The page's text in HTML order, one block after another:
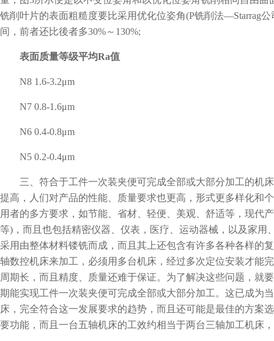
铣削叶片的表面粗糙度要比采用优化位姿角(P铣削法—Starrag
间，前者还比後者多30%～130%;
表面质量等级平均Ra值
N8 1.6-3.2μm
N7 0.8-1.6μm
N6 0.4-0.8μm
N5 0.2-0.4μm
三、符合于工件一次装夹便可完成全部或大部分加工的机
提高，人们对产品的性能、质量要求也更高，形式更多样化和
用者的多方要求，如节能、省材、轻便、美观、舒适等，现代
等)，而且也包括精密仪器、仪表，医疗、运动器械，以及家
采用由整体材料镂铣而成，而且其上还包含有许多各种各样的
轴数控机床来加工，必须用多台机床，经过多次定位安装才能
周期长，而且精度、质量还难于保证。为了解决这些问题，就
期能实现工件一次装夹便可完成全部或大部分加工。这已成为
床，完全符合这一发展要求的趋势，而且还可能是最佳的方案
要功能，而且一台五轴机床的工效约相当于两台三轴加工机床